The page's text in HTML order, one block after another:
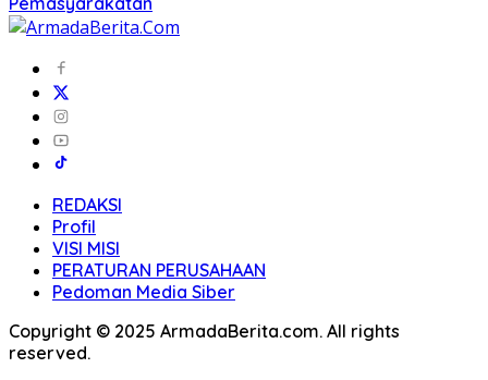
REDAKSI
Profil
VISI MISI
PERATURAN PERUSAHAAN
Pedoman Media Siber
Copyright © 2025 ArmadaBerita.com. All rights
reserved.